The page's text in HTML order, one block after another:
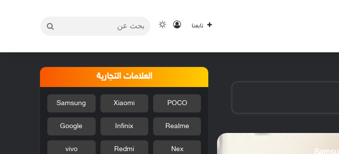
تابعنا تسجيل الدخول
الوضع المظلم
العلامات التجارية
POCO
Xiaomi
Samsung
Realme
Infinix
Google
Nex
Redmi
vivo